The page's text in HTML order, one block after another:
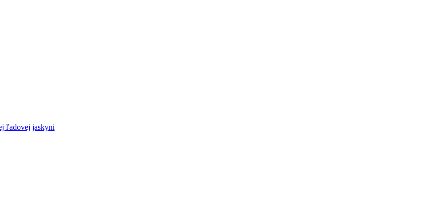
ľadovej jaskyni